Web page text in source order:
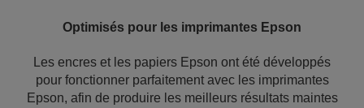
Optimisés pour les imprimantes Epson
Les encres et les papiers Epson ont été développés
pour fonctionner parfaitement avec les imprimantes
Epson, afin de produire les meilleurs résultats maintes